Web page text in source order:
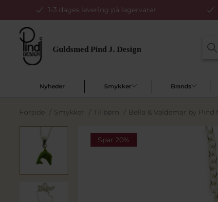
1-3 dages levering på lagervarer
Nyheder Smykker Brands
Forside / Smykker / Til børn / Bella & Valdemar by
Spar 20%